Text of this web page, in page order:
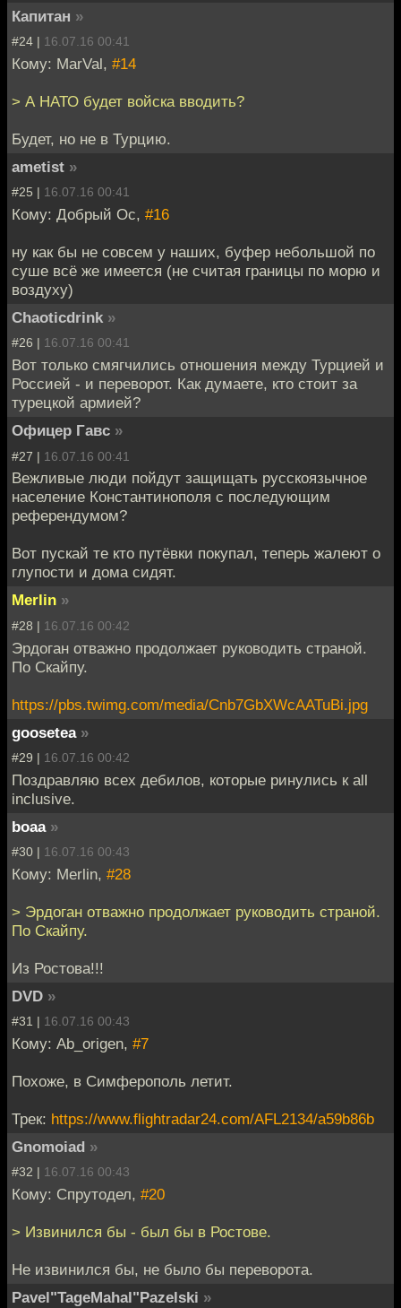
Капитан »
#24 | 16.07.16 00:41
Кому: MarVal, #14
> А НАТО будет войска вводить?
Будет, но не в Турцию.
ametist »
#25 | 16.07.16 00:41
Кому: Добрый Ос, #16
ну как бы не совсем у наших, буфер небольшой по
суше всё же имеется (не считая границы по морю и
воздуху)
Chaoticdrink »
#26 | 16.07.16 00:41
Вот только смягчились отношения между Турцией и
Россией - и переворот. Как думаете, кто стоит за
турецкой армией?
Офицер Гавс »
#27 | 16.07.16 00:41
Вежливые люди пойдут защищать русскоязычное
население Константинополя с последующим
референдумом?
Вот пускай те кто путёвки покупал, теперь жалеют о
глупости и дома сидят.
Merlin »
#28 | 16.07.16 00:42
Эрдоган отважно продолжает руководить страной.
По Скайпу.
https://pbs.twimg.com/media/Cnb7GbXWcAATuBi.jpg
goosetea »
#29 | 16.07.16 00:42
Поздравляю всех дебилов, которые ринулись к all
inclusive.
boaa »
#30 | 16.07.16 00:43
Кому: Merlin, #28
> Эрдоган отважно продолжает руководить страной.
По Скайпу.
Из Ростова!!!
DVD »
#31 | 16.07.16 00:43
Кому: Ab_origen, #7
Похоже, в Симферополь летит.
Трек: https://www.flightradar24.com/AFL2134/a59b86b
Gnomoiad »
#32 | 16.07.16 00:43
Кому: Спрутодел, #20
> Извинился бы - был бы в Ростове.
Не извинился бы, не было бы переворота.
Pavel"TageMahal"Pazelski »